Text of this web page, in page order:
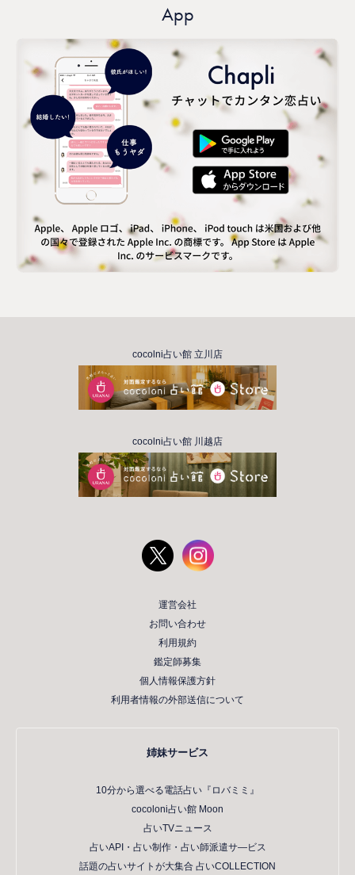
App
cocolni占い館 立川店
cocolni占い館 川越店
運営会社
お問い合わせ
利用規約
鑑定師募集
個人情報保護方針
利用者情報の外部送信について
姉妹サービス
10分から選べる電話占い『ロバミミ』
cocoloni占い館 Moon
占いTVニュース
占いAPI・占い制作・占い師派遣サ―ビス
話題の占いサイトが大集合 占いCOLLECTION